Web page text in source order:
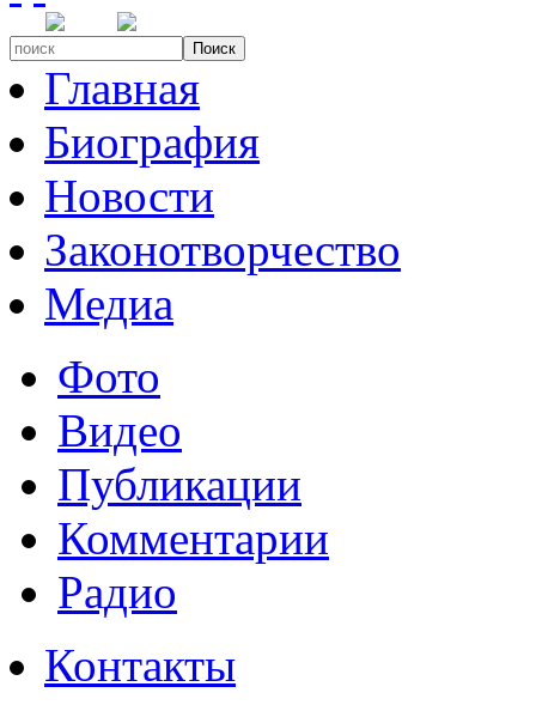
Поиск
Главная
Биография
Новости
Законотворчество
Медиа
Фото
Видео
Публикации
Комментарии
Радио
Контакты